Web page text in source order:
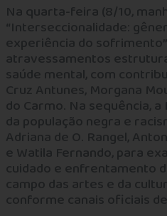
Na quarta-feira (8/10,
“Interseccionalidade:
experiência do
atravessamentos
saúde mental, com
Cruz Antunes, Morgana
do Carmo. Na sequência,
da população negra e
Adriana de O. Rangel,
e Watila Fernando, para
cuidado e enfrentamento
campo das artes e da
conforme canais oficiais